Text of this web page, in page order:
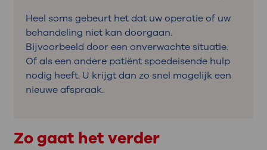
Heel soms gebeurt het dat uw operatie of uw
behandeling niet kan doorgaan.
Bijvoorbeeld door een onverwachte situatie.
Of als een andere patiënt spoedeisende hulp
nodig heeft. U krijgt dan zo snel mogelijk een
nieuwe afspraak.
Zo gaat het verder